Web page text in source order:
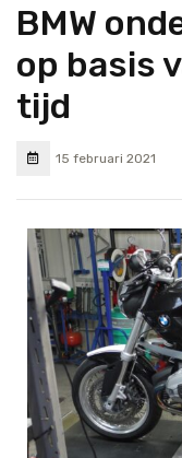
BMW
op basis
tijd
15 februari 2021